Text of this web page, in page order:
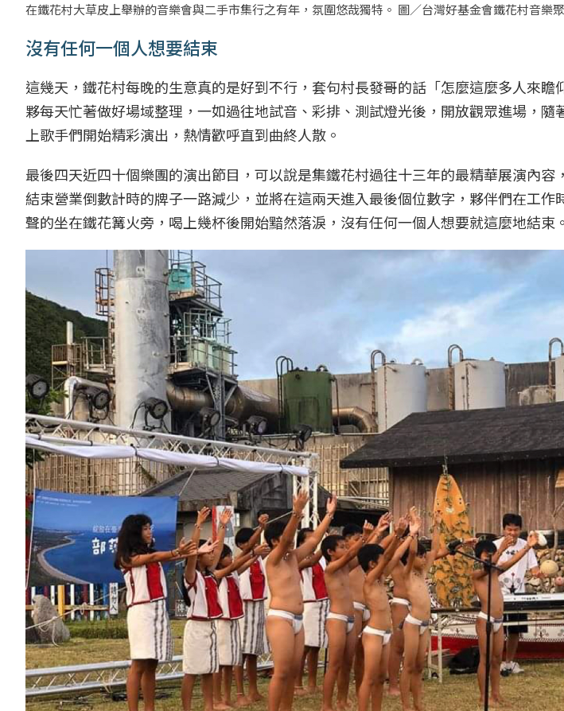
在鐵花村大草皮上舉辦的音樂會與二手市集行之有年，氛圍悠哉獨特。 圖／台灣好基金會鐵花村音樂
沒有任何一個人想要結束
這幾天，鐵花村每晚的生意真的是好到不行，套句村長發哥的話「怎麼這麼多人來瞻
夥每天忙著做好場域整理，一如過往地試音、彩排、測試燈光後，開放觀眾進場，隨
上歌手們開始精彩演出，熱情歡呼直到曲終人散。
最後四天近四十個樂團的演出節目，可以說是集鐵花村過往十三年的最精華展演內
結束營業倒數計時的牌子一路減少，並將在這兩天進入最後個位數字，夥伴們在工作
聲的坐在鐵花篝火旁，喝上幾杯後開始黯然落淚，沒有任何一個人想要就這麼地結束。